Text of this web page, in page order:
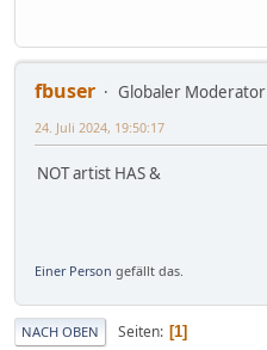
fbuser
Globaler Moderator
24. Juli 2024, 19:50:17
NOT artist HAS &
Einer Person gefällt das.
NACH OBEN Seiten 1